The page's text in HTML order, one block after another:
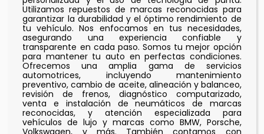
Utilizamos repuestos de marcas reconocidas para
garantizar la durabilidad y el óptimo rendimiento de
tu vehículo. Nos enfocamos en tus necesidades,
asegurando una experiencia confiable y
transparente en cada paso. Somos tu mejor opción
para mantener tu auto en perfectas condiciones.
Ofrecemos una amplia gama de servicios
automotrices, incluyendo mantenimiento
preventivo, cambio de aceite, alineación y balanceo,
revisión de frenos, diagnóstico computarizado,
venta e instalación de neumáticos de marcas
reconocidas, y atención especializada para
vehículos de lujo y marcas como BMW, Porsche,